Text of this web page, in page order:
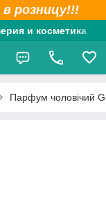
розницу!!!
и косметика
Парфум чоловічий